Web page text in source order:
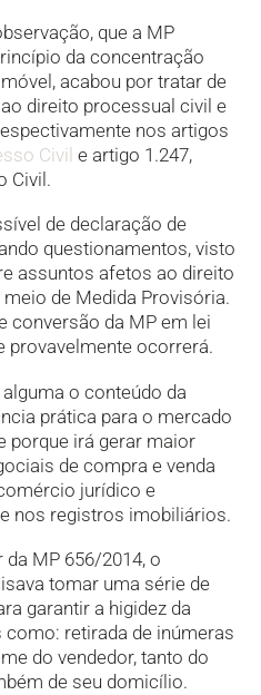
que a MP
da concentração
acabou por tratar de
direito processual civil e
nos artigos
Civil e artigo 1.247,
Civil.
de declaração de
questionamentos, visto
assuntos afetos ao direito
de Medida Provisória.
conversão da MP em lei
provavelmente ocorrerá.
o conteúdo da
prática para o mercado
porque irá gerar maior
de compra e venda
jurídico e
nos registros imobiliários.
MP 656/2014, o
tomar uma série de
garantir a higidez da
retirada de inúmeras
do vendedor, tanto do
de seu domicílio.